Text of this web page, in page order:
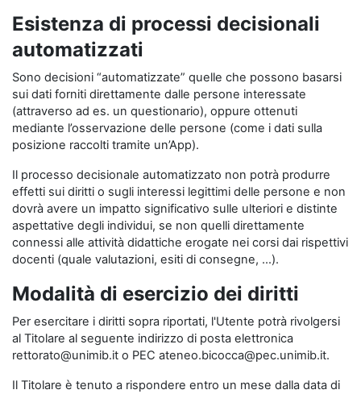
Esistenza di processi decisionali
automatizzati
Sono decisioni “automatizzate” quelle che possono basarsi
sui dati forniti direttamente dalle persone interessate
(attraverso ad es. un questionario), oppure ottenuti
mediante l’osservazione delle persone (come i dati sulla
posizione raccolti tramite un’App).
Il processo decisionale automatizzato non potrà produrre
effetti sui diritti o sugli interessi legittimi delle persone e non
dovrà avere un impatto significativo sulle ulteriori e distinte
aspettative degli individui, se non quelli direttamente
connessi alle attività didattiche erogate nei corsi dai rispettivi
docenti (quale valutazioni, esiti di consegne, …).
Modalità di esercizio dei diritti
Per esercitare i diritti sopra riportati, l'Utente potrà rivolgersi
al Titolare al seguente indirizzo di posta elettronica
rettorato@unimib.it o PEC ateneo.bicocca@pec.unimib.it.
Il Titolare è tenuto a rispondere entro un mese dalla data di